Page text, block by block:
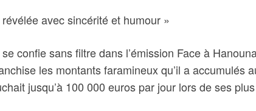
avec sincérité et humour »
confie sans filtre dans l’émission Face à
les montants faramineux qu’il a accumulés
jusqu’à 100 000 euros par jour lors de ses